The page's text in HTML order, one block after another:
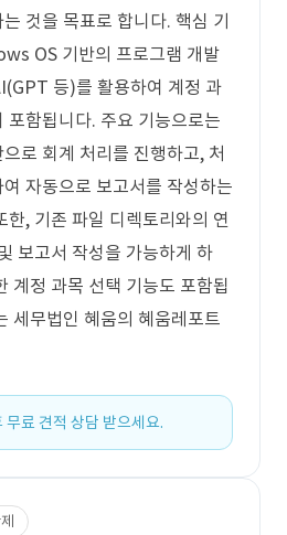
것을 목표로 합니다. 핵심 기
OS 기반의 프로그램 개발
등)를 활용하여 계정 과
포함됩니다. 주요 기능으로는
로 회계 처리를 진행하고, 처
자동으로 보고서를 작성하는
한, 기존 파일 디렉토리와의 연
보고서 작성을 가능하게 하
계정 과목 선택 기능도 포함됩
세무법인 혜움의 혜움레포트
무료 견적 상담 받으세요.